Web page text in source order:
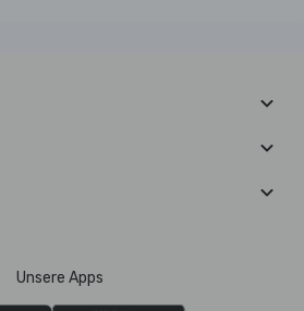
Unsere Apps